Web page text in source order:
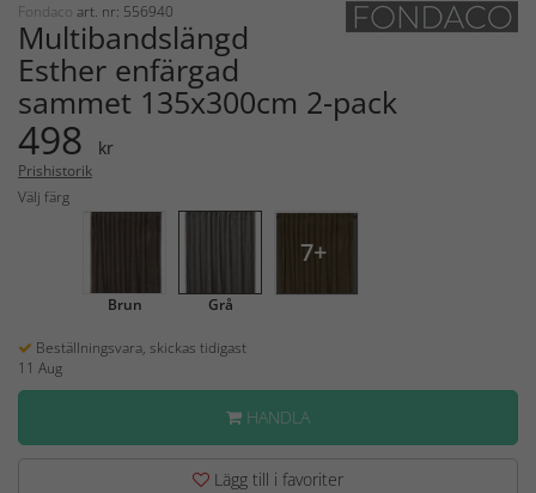
Fondaco art. nr: 556940
Multibandslängd
Esther enfärgad
sammet 135x300cm 2-pack
498 kr
Prishistorik
Välj färg
Brun Grå
7+
Beställningsvara, skickas tidigast
11 Aug
HANDLA
Lägg till i favoriter